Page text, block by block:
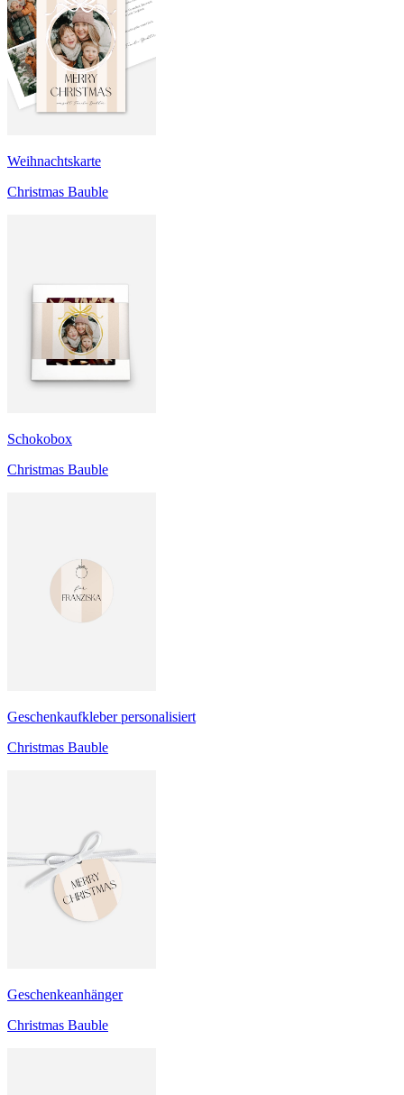
Weihnachtskarte
Christmas Bauble
Schokobox
Christmas Bauble
Geschenkaufkleber personalisiert
Christmas Bauble
Geschenkeanhänger
Christmas Bauble